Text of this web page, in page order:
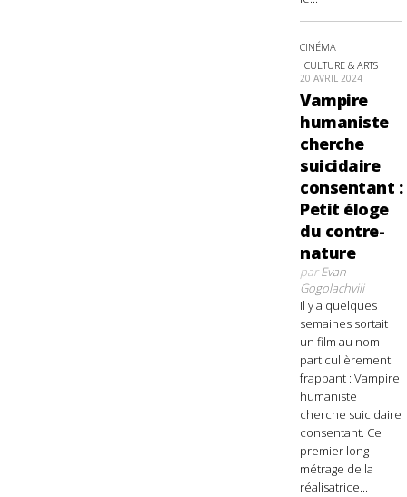
CINÉMA
CULTURE & ARTS
20 AVRIL 2024
Vampire
humaniste
cherche
suicidaire
consentant :
Petit éloge
du contre-
nature
parEvan
Gogolachvili
Il y a quelques
semaines sortait
un film au nom
particulièrement
frappant : Vampire
humaniste
cherche suicidaire
consentant. Ce
premier long
métrage de la
réalisatrice...